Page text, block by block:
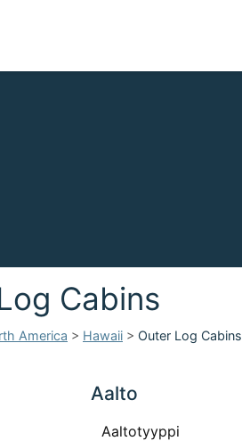
Cabins
America > Hawaii > Outer Log Cabins
Aalto
Aaltotyyppi